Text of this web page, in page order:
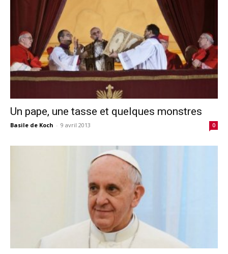
Un pape, une tasse et quelques monstres
Basile de Koch - 9 avril 2013 0